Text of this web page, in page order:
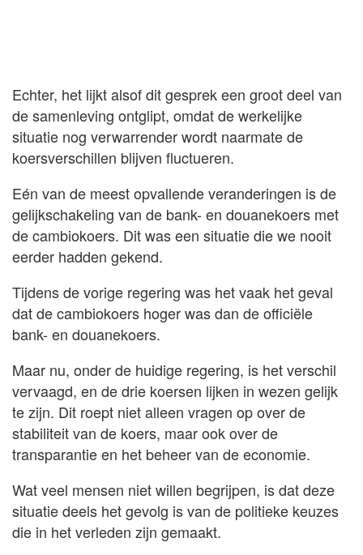
Echter, het lijkt alsof dit gesprek een groot deel van
de samenleving ontglipt, omdat de werkelijke
situatie nog verwarrender wordt naarmate de
koersverschillen blijven fluctueren.
Eén van de meest opvallende veranderingen is de
gelijkschakeling van de bank- en douanekoers met
de cambiokoers. Dit was een situatie die we nooit
eerder hadden gekend.
Tijdens de vorige regering was het vaak het geval
dat de cambiokoers hoger was dan de officiële
bank- en douanekoers.
Maar nu, onder de huidige regering, is het verschil
vervaagd, en de drie koersen lijken in wezen gelijk
te zijn. Dit roept niet alleen vragen op over de
stabiliteit van de koers, maar ook over de
transparantie en het beheer van de economie.
Wat veel mensen niet willen begrijpen, is dat deze
situatie deels het gevolg is van de politieke keuzes
die in het verleden zijn gemaakt.